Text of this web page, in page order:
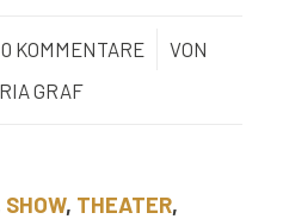
0 KOMMENTARE
/
VON
GRAF
SHOW, THEATER,